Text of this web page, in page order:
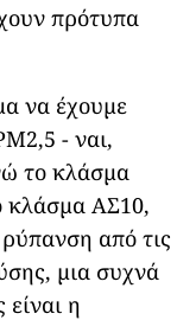
πρότυπα
να έχουμε
- ναι,
το κλάσμα
κλάσμα ΑΣ10,
ρύπανση από τις
μια συχνά
η